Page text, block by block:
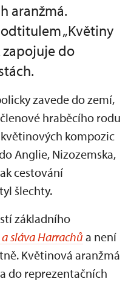
aranžmá.
„Květiny
zapojuje do
zavede do zemí,
hraběcího rodu
kompozic
Anglie, Nizozemska,
cestování
šlechty.
základního
a sláva Harrachů a není
Květinová aranžmá
do reprezentačních